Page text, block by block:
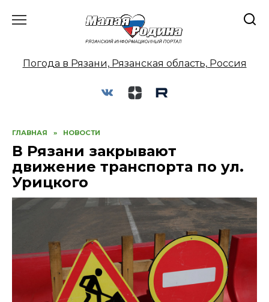
Погода в Рязани, Рязанская область, Россия
ГЛАВНАЯ » НОВОСТИ
В Рязани закрывают
движение транспорта по ул.
Урицкого